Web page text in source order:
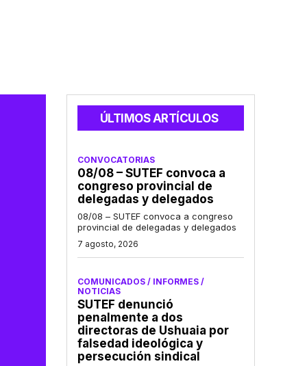
ÚLTIMOS ARTÍCULOS
CONVOCATORIAS
08/08 – SUTEF convoca a
congreso provincial de
delegadas y delegados
08/08 – SUTEF convoca a congreso
provincial de delegadas y delegados
7 agosto, 2026
COMUNICADOS / INFORMES /
NOTICIAS
SUTEF denunció
penalmente a dos
directoras de Ushuaia por
falsedad ideológica y
persecución sindical